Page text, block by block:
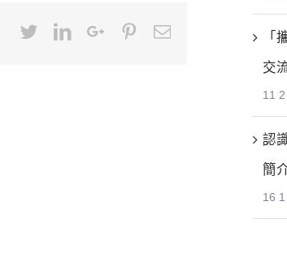
Facebook
TwitterLinkedInGoogle+Pinterest
Email 「
交
11
認
簡
16